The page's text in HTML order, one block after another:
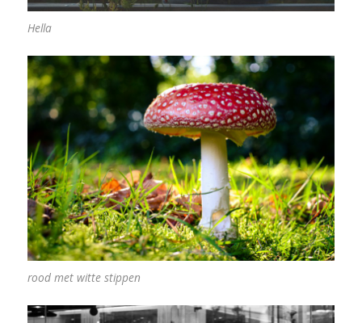
Hella
rood met witte stippen